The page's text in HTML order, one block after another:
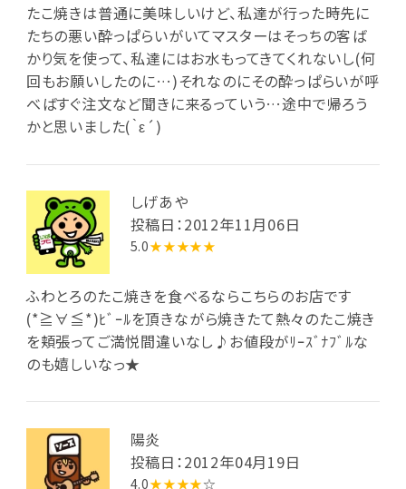
たこ焼きは普通に美味しいけど、私達が行った時先に
たちの悪い酔っぱらいがいてマスターはそっちの客ば
かり気を使って、私達にはお水もってきてくれないし(何
回もお願いしたのに…)それなのにその酔っぱらいが呼
べばすぐ注文など聞きに来るっていう…途中で帰ろう
かと思いました(｀ε´)
しげあや
投稿日：2012年11月06日
5.0★★★★★
ふわとろのたこ焼きを食べるならこちらのお店です
(*≧∀≦*)ﾋﾞｰﾙを頂きながら焼きたて熱々のたこ焼き
を頬張ってご満悦間違いなし♪お値段がﾘｰｽﾞﾅﾌﾞﾙな
のも嬉しいなっ★
陽炎
投稿日：2012年04月19日
4.0★★★★☆